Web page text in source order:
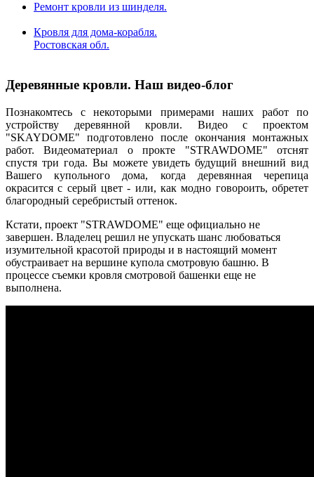
Вальмовая кровля
Ремонт кровли из шинделя.
Кровля для дома-корабля.
Ростовская обл.
Деревянные кровли. Наш видео-блог
Познакомтесь с некоторыми примерами наших работ по
устройству деревянной кровли. Видео с проектом
"SKAYDOME" подготовлено после окончания монтажных
работ. Видеоматериал о прокте "STRAWDOME" отснят
спустя три года. Вы можете увидеть будущий внешний вид
Вашего купольного дома, когда деревянная черепица
окрасится с серый цвет - или, как модно говороить, обретет
благородный серебристый оттенок.
Кстати, проект "STRAWDOME" еще официально не
завершен. Владелец решил не упускать шанс любоваться
изумительной красотой природы и в настоящий момент
обустраивает на вершине купола смотровую башню. В
процессе съемки кровля смотровой башенки еще не
выполнена.